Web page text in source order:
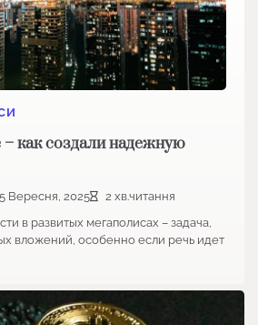
как создали надежную
5 Вересня, 2025
2 хв.читання
в развитых мегаполисах – задача,
вложений, особенно если речь идет